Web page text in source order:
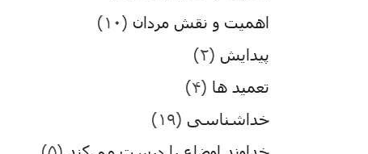
اهمیت و نقش مردان (۱۰)
پیدایش (۲)
تعمید ها (۴)
خداشناسی (۱۹)